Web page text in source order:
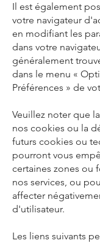
Il est également
votre navigateur
en modifiant les
dans votre
généralement
dans le menu «
Préférences » de
Veuillez noter que
nos cookies ou la
futurs cookies ou
pourront vous
certaines zones ou
nos services, ou
affecter
d'utilisateur.
Les liens suivants